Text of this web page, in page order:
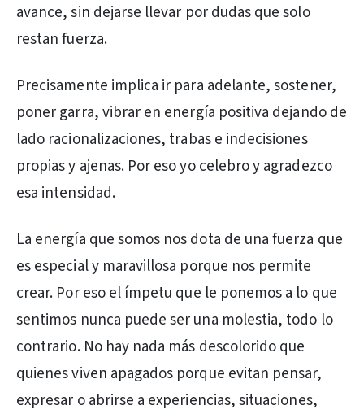
avance, sin dejarse llevar por dudas que solo
restan fuerza.
Precisamente implica ir para adelante, sostener,
poner garra, vibrar en energía positiva dejando de
lado racionalizaciones, trabas e indecisiones
propias y ajenas. Por eso yo celebro y agradezco
esa intensidad.
La energía que somos nos dota de una fuerza que
es especial y maravillosa porque nos permite
crear. Por eso el ímpetu que le ponemos a lo que
sentimos nunca puede ser una molestia, todo lo
contrario. No hay nada más descolorido que
quienes viven apagados porque evitan pensar,
expresar o abrirse a experiencias, situaciones,